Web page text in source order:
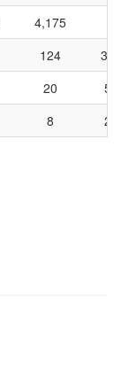
4,175
124
20
8